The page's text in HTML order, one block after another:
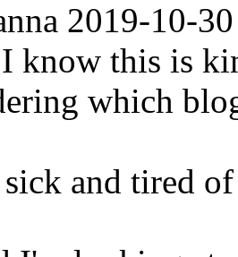
2019-10-
know this is
which
and tired of